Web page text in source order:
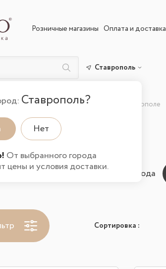
Розничные магазины Оплата и доставка
Ставрополь
Ставрополь?
Нет
От выбранного города
цены и условия доставки.
Гостиная Тумбы под ТВ в Ставрополе
телевизор
на 07.08.2026 и указаны для города
Сортировка :